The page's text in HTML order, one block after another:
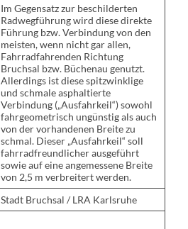
Im Gegensatz zur beschilderten
Radwegführung wird diese direkte
Führung bzw. Verbindung von den
meisten, wenn nicht gar allen,
Fahrradfahrenden Richtung
Bruchsal bzw. Büchenau genutzt.
Allerdings ist diese spitzwinklige
und schmale asphaltierte
Verbindung („Ausfahrkeil“) sowohl
fahrgeometrisch ungünstig als auch
von der vorhandenen Breite zu
schmal. Dieser „Ausfahrkeil“ soll
fahrradfreundlicher ausgeführt
sowie auf eine angemessene Breite
von 2,5 m verbreitert werden.
Stadt Bruchsal / LRA Karlsruhe